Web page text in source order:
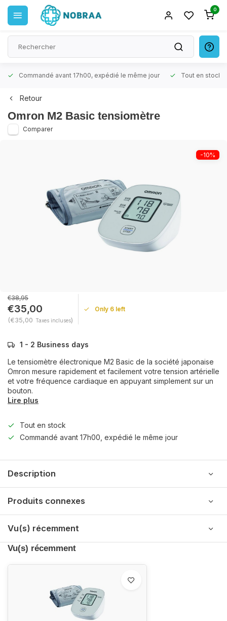
0
Commandé avant 17h00, expédié le même jour Tout en stock
Retour
Omron M2 Basic tensiomètre
Comparer
-10%
€38,95
€35,00
(€35,00 Taxes incluses)
Only 6 left
1 - 2 Business days
Le tensiomètre électronique M2 Basic de la société japonaise
Omron mesure rapidement et facilement votre tension artérielle
et votre fréquence cardiaque en appuyant simplement sur un
bouton.
Lire plus
Tout en stock
Commandé avant 17h00, expédié le même jour
Description
Produits connexes
Vu(s) récemment
Vu(s) récemment